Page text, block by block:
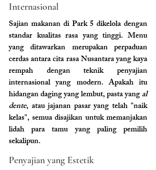
Internasional
Sajian makanan di Park 5 dikelola dengan
standar kualitas rasa yang tinggi. Menu
yang ditawarkan merupakan perpaduan
cerdas antara cita rasa Nusantara yang kaya
rempah dengan teknik penyajian
internasional yang modern. Apakah itu
hidangan daging yang lembut, pasta yang al
dente, atau jajanan pasar yang telah "naik
kelas", semua disajikan untuk memanjakan
lidah para tamu yang paling pemilih
sekalipun.
Penyajian yang Estetik